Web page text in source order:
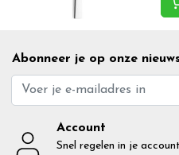
Abonneer je op onze
Account
Snel regelen in je